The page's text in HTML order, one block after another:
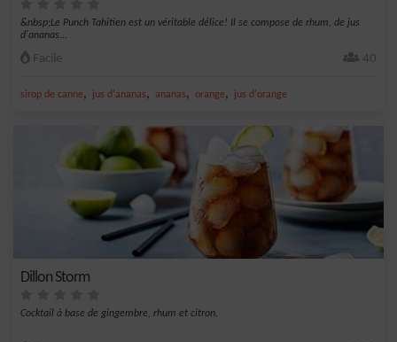
&nbsp;Le Punch Tahitien est un véritable délice! Il se compose de rhum, de jus
d'ananas...
Facile 40
sirop de canne, jus d'ananas, ananas, orange, jus d'orange
Dillon Storm
Cocktail à base de gingembre, rhum et citron.